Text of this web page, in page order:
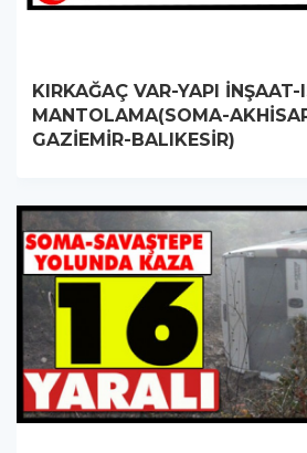
KIRKAĞAÇ VAR-YAPI
MANTOLAMA(SOMA-
GAZİEMİR-BALIKESİR)